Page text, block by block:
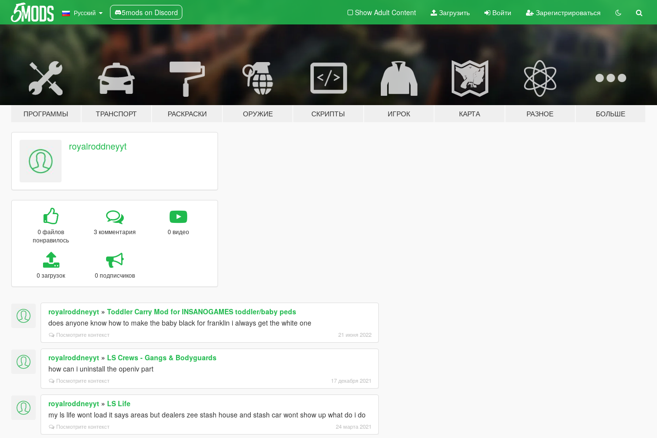
Русский 5mods on Discord Show Adult Content Загрузить Войти Зарегистрироваться
ПРОГРАММЫ ТРАНСПОРТ РАСКРАСКИ ОРУЖИЕ СКРИПТЫ ИГРОК КАРТА РАЗНОЕ БОЛЬШЕ
royalroddneyyt
0 файлов
понравилось
3 комментария 0 видео
0 загрузок 0 подписчиков
royalroddneyyt» Toddler Carry Mod for INSANOGAMES toddler/baby peds
does anyone know how to make the baby black for franklin i always get the white one
Посмотрите контекст 21 июня 2022
royalroddneyyt» LS Crews - Gangs & Bodyguards
how can i uninstall the openiv part
Посмотрите контекст 17 декабря 2021
royalroddneyyt» LS Life
my ls life wont load it says areas but dealers zee stash house and stash car wont show up what do i do
Посмотрите контекст 24 марта 2021